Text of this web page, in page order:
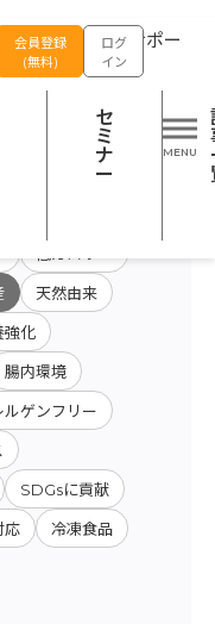
の企画開発をサポー
する
会員登録
(無料)
ログ
イン
セ
ミ
ナ
ー
産
原料・絞り込み検
索
天然由来
強化
腸内環境
ルゲンフリー
SDGsに貢献
応 冷凍食品